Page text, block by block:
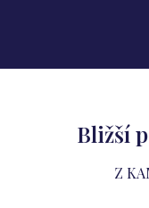
Bližší
Z